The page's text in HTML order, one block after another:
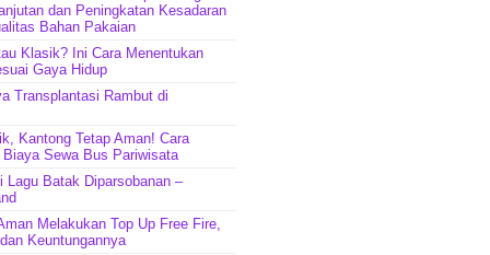
dan Peningkatan Kesadaran
Bahan Pakaian
Klasik? Ini Cara Menentukan
Gaya Hidup
Transplantasi Rambut di
Kantong Tetap Aman! Cara
Sewa Bus Pariwisata
Lagu Batak Diparsobanan –
Melakukan Top Up Free Fire,
Keuntungannya